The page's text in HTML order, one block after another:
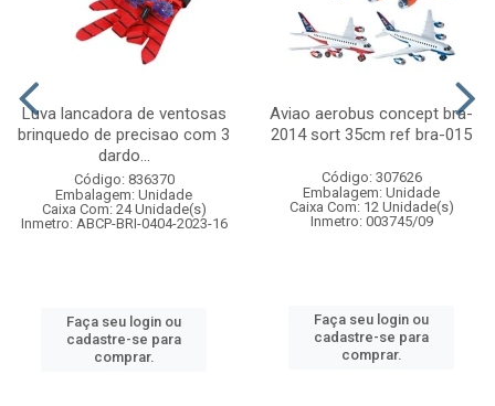
Luva lancadora de ventosas
brinquedo de precisao com 3
dardo...
Código: 836370
Embalagem: Unidade
Caixa Com: 24 Unidade(s)
Inmetro: ABCP-BRI-0404-2023-16
Faça seu login ou
cadastre-se para
comprar.
Aviao aerobus concept bra-
2014 sort 35cm ref bra-015
Código: 307626
Embalagem: Unidade
Caixa Com: 12 Unidade(s)
Inmetro: 003745/09
Faça seu login ou
cadastre-se para
comprar.